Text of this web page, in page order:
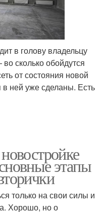
в голову владельцу
сколько обойдутся
от состояния новой
в ней уже сделаны. Есть
этапы
только на свои силы и
Хорошо, но о